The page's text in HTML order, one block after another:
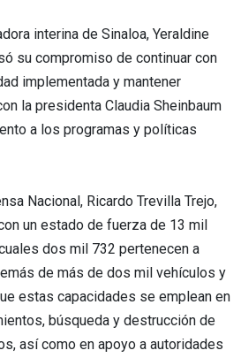
interina de Sinaloa, Yeraldine
su compromiso de continuar con
implementada y mantener
la presidenta Claudia Sheinbaum
a los programas y políticas
Nacional, Ricardo Trevilla Trejo,
un estado de fuerza de 13 mil
dos mil 732 pertenecen a
de más de dos mil vehículos y
estas capacidades se emplean en
búsqueda y destrucción de
así como en apoyo a autoridades